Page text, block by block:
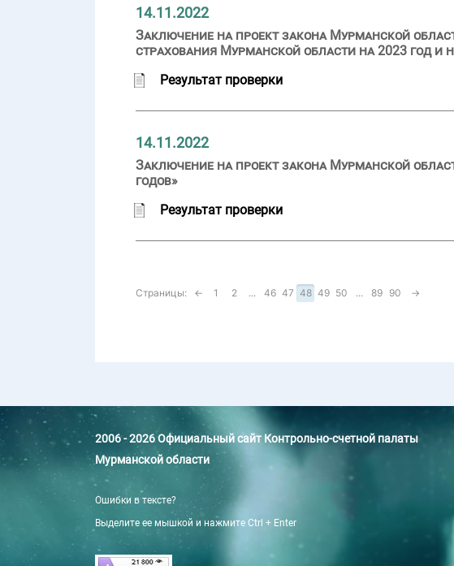
14.11.2022
Заключение на проект закона Мурманской
страхования Мурманской области на 2023 год и
Результат проверки
14.11.2022
Заключение на проект закона Мурманской
годов»
Результат проверки
Страницы: ← 1 2 ... 46 47 48 49 50 ... 89 90 →
2006 - 2026 Официальный сайт Контрольно-счетной палаты
Мурманской области
Ошибки в тексте?
Выделите ее мышкой и нажмите Ctrl + Enter